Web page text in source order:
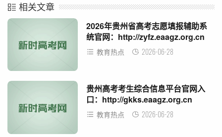
相关文章
2026年贵州省高考志愿填报辅助系
统官网：http://zyfz.eaagz.org.cn
教育热点 2026-06-28
贵州高考考生综合信息平台官网入
口：http://gkks.eaagz.org.cn
教育热点 2026-06-28